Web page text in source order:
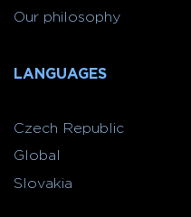
Our philosophy
LANGUAGES
Czech Republic
Global
Slovakia